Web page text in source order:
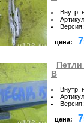
Внутр.
Артикул
Версия:
цена:
B
Внутр.
Артикул
Версия:
цена: